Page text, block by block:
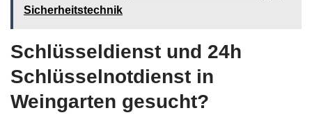
Sicherheitstechnik
Schlüsseldienst und 24h
Schlüsselnotdienst in
Weingarten gesucht?